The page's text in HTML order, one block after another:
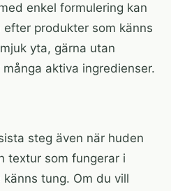
enkel formulering kan
produkter som känns
yta, gärna utan
aktiva ingredienser.
steg även när huden
textur som fungerar i
tung. Om du vill